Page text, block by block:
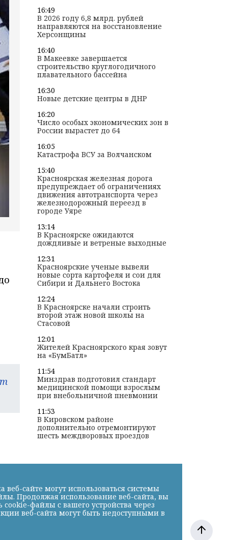
16:49
В 2026 году 6,8 млрд. рублей
направляются на восстановление
Херсонщины
16:40
В Макеевке завершается
строительство круглогодичного
плавательного бассейна
16:30
Новые детские центры в ДНР
16:20
Число особых экономических зон в
России вырастет до 64
16:05
Катастрофа ВСУ за Волчанском
15:40
Красноярская железная дорога
предупреждает об ограничениях
движения автотранспорта через
железнодорожный переезд в
городе Уяре
13:14
В Красноярске ожидаются
дождливые и ветреные выходные
12:31
Красноярские ученые вывели
новые сорта картофеля и сои для
Сибири и Дальнего Востока
12:24
В Красноярске начали строить
второй этаж новой школы на
Стасовой
12:01
Жителей Красноярского края зовут
на «БумБатл»
11:54
Минздрав подготовил стандарт
медицинской помощи взрослым
при внебольничной пневмонии
11:53
В Кировском районе
дополнительно отремонтируют
шесть междворовых проездов
сайте могут использоваться системы
Продолжая использование веб-сайта, вы
файлы с вашего устройства через
веб-сайта могут быть недоступными в